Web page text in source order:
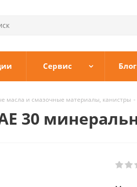
Сервис Блог
масла и смазочные материалы, канистры -
30